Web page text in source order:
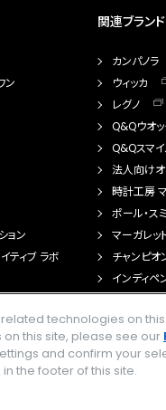
ン
ョン
ティブ ラボ
関連ブラン
カンパノラ
ウィッカ
レグノ
Q&Qウオ
Q&Qスマ
法人向けオ
時計工房
ポール・ス
マーガレッ
チャンピオ
インディペ
technologies on
this site, please see our
and confirm your
the footer of this site.